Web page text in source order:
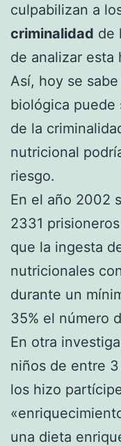
culpabilizan a
criminalidad de
de analizar esta
Así, hoy se
biológica puede
de la
nutricional
riesgo.
En el año 2002
2331
que la ingesta
nutricionales
durante un
35% el número
En otra
niños de entre
los hizo
una dieta